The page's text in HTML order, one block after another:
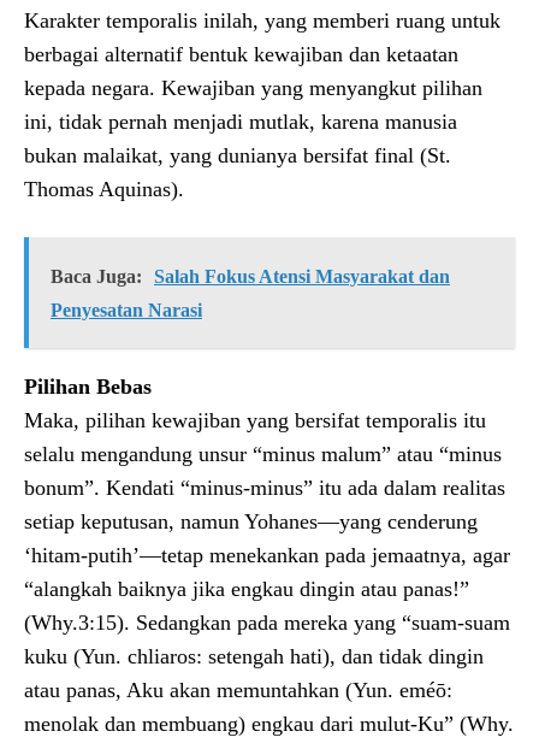
Karakter temporalis inilah, yang memberi ruang untuk
berbagai alternatif bentuk kewajiban dan ketaatan
kepada negara. Kewajiban yang menyangkut pilihan
ini, tidak pernah menjadi mutlak, karena manusia
bukan malaikat, yang dunianya bersifat final (St.
Thomas Aquinas).
Baca Juga:
Salah Fokus Atensi Masyarakat dan
Penyesatan Narasi
Pilihan Bebas
Maka, pilihan kewajiban yang bersifat temporalis itu
selalu mengandung unsur “minus malum” atau “minus
bonum”. Kendati “minus-minus” itu ada dalam realitas
setiap keputusan, namun Yohanes—yang cenderung
‘hitam-putih’—tetap menekankan pada jemaatnya, agar
“alangkah baiknya jika engkau dingin atau panas!”
(Why.3:15). Sedangkan pada mereka yang “suam-suam
kuku (Yun. chliaros: setengah hati), dan tidak dingin
atau panas, Aku akan memuntahkan (Yun. eméō:
menolak dan membuang) engkau dari mulut-Ku” (Why.